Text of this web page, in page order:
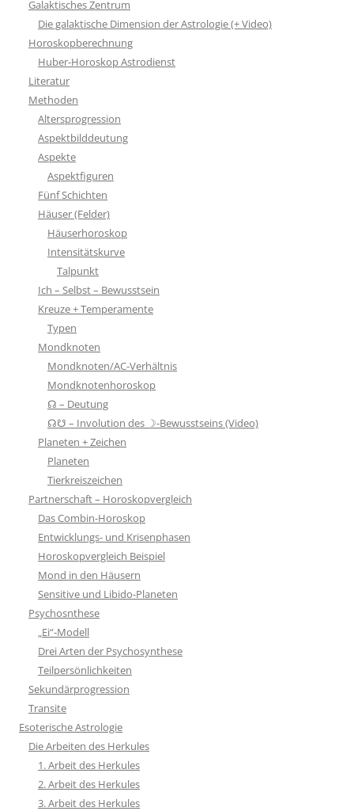
Galaktisches Zentrum
Die galaktische Dimension der Astrologie (+ Video)
Horoskopberechnung
Huber-Horoskop Astrodienst
Literatur
Methoden
Altersprogression
Aspektbilddeutung
Aspekte
Aspektfiguren
Fünf Schichten
Häuser (Felder)
Häuserhoroskop
Intensitätskurve
Talpunkt
Ich – Selbst – Bewusstsein
Kreuze + Temperamente
Typen
Mondknoten
Mondknoten/AC-Verhältnis
Mondknotenhoroskop
☊ – Deutung
☊☋ – Involution des ☽-Bewusstseins (Video)
Planeten + Zeichen
Planeten
Tierkreiszeichen
Partnerschaft – Horoskopvergleich
Das Combin-Horoskop
Entwicklungs- und Krisenphasen
Horoskopvergleich Beispiel
Mond in den Häusern
Sensitive und Libido-Planeten
Psychosnthese
„Ei“-Modell
Drei Arten der Psychosynthese
Teilpersönlichkeiten
Sekundärprogression
Transite
Esoterische Astrologie
Die Arbeiten des Herkules
1. Arbeit des Herkules
2. Arbeit des Herkules
3. Arbeit des Herkules